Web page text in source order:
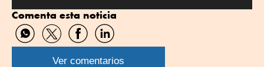
Twitter
Linkedin
Comenta esta noticia
Compartir
por
WhatsApp
Compartir
por
Twitter
Compartir
por
Facebook
Compartir
por
Linkedin
Ver comentarios